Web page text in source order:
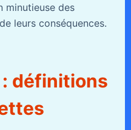
minutieuse des
leurs conséquences.
définitions